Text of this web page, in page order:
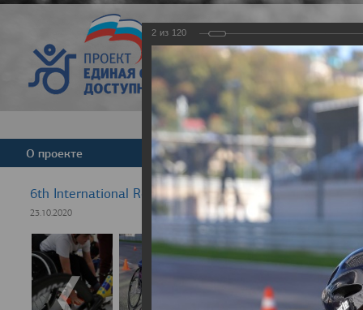
Версия для
О проекте Команда Новости
6th International Rezept-Sport Wheelchair Half
23.10.2020
2 из 120